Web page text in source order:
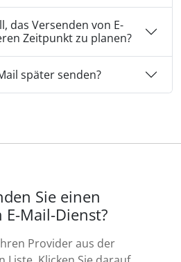
das Versenden von E-
Zeitpunkt zu planen?
später senden?
Sie einen
E-Mail-Dienst?
Provider aus der